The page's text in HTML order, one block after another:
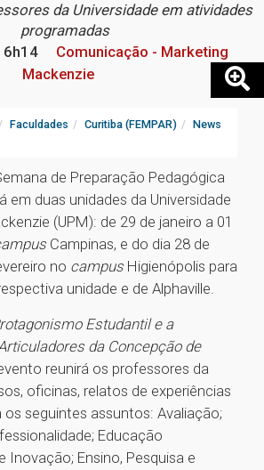
da Universidade em atividades
programadas
Comunicação - Marketing
Mackenzie
Faculdades Curitiba (FEMPAR) News
de Preparação Pedagógica
em duas unidades da Universidade
(UPM): de 29 de janeiro a 01
Campinas, e do dia 28 de
no campus Higienópolis para
unidade e de Alphaville.
Estudantil e a
da Concepção de
reunirá os professores da
oficinas, relatos de experiências
seguintes assuntos: Avaliação;
Educação
Inovação; Ensino, Pesquisa e